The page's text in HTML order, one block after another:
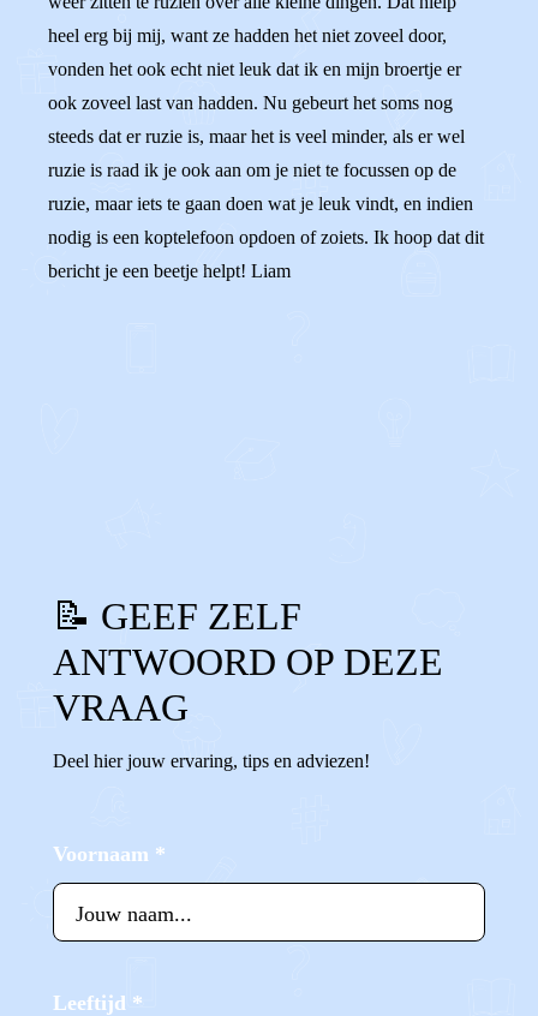
heel erg bij mij, want ze hadden het niet zoveel door,
vonden het ook echt niet leuk dat ik en mijn broertje er
ook zoveel last van hadden. Nu gebeurt het soms nog
steeds dat er ruzie is, maar het is veel minder, als er wel
ruzie is raad ik je ook aan om je niet te focussen op de
ruzie, maar iets te gaan doen wat je leuk vindt, en indien
nodig is een koptelefoon opdoen of zoiets. Ik hoop dat dit
bericht je een beetje helpt! Liam
📝 GEEF ZELF
ANTWOORD OP DEZE
VRAAG
Deel hier jouw ervaring, tips en adviezen!
Voornaam *
Leeftijd *